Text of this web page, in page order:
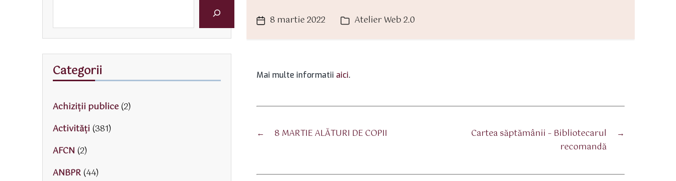
Dată8 martie 2022 Categorii
Atelier Web 2.0
Mai multe informatii aici.
← 8 MARTIE ALĂTURI DE COPII →
Cartea săptămânii – Bibliotecarul
recomandă
Categorii
Achiziții publice(2)
Activităţi (381)
AFCN (2)
ANBPR(44)